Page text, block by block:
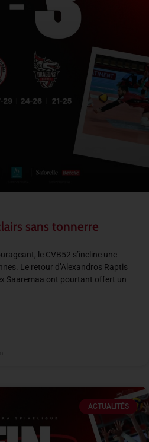
sans tonnerre
le CVB52 s’incline une
Le retour d’Alexandros Raptis
Saaremaa ont pourtant offert un
ACTUALITÉS